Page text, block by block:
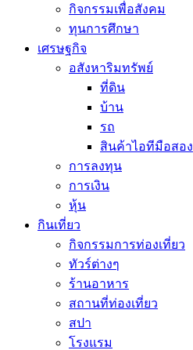
กิจกรรมเพื่อสังคม
ทุนการศึกษา
เศรษฐกิจ
อสังหาริมทรัพย์
ที่ดิน
บ้าน
รถ
สินค้าไอทีมือสอง
การลงทุน
การเงิน
หุ้น
กินเที่ยว
กิจกรรมการท่องเที่ยว
ทัวร์ต่างๆ
ร้านอาหาร
สถานที่ท่องเที่ยว
สปา
โรงแรม